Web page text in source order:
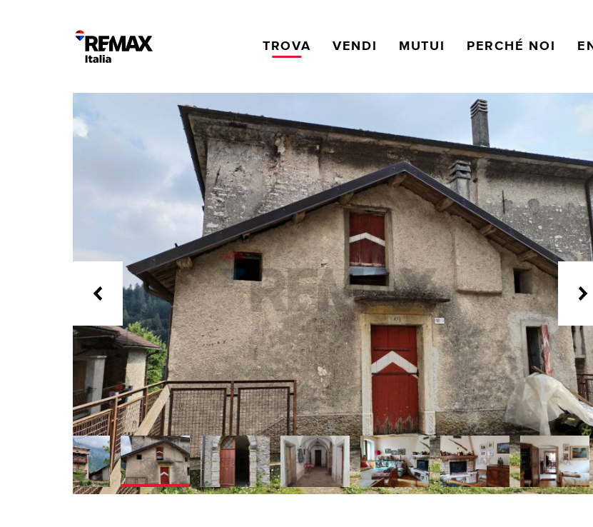
TROVA VENDI MUTUI PERCHÉ NOI